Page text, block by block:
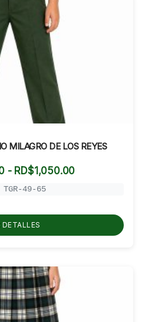
MILAGRO DE LOS REYES
- RD$1,050.00Rango
RD$1,050.00
TGR-49-65
DETALLES